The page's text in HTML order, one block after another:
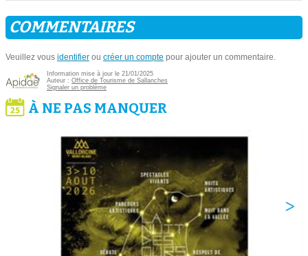
COMMENTAIRES
Veuillez vous identifier ou créer un compte pour ajouter un commentaire.
Information mise à jour le 21/01/2025
Auteur : Office de Tourisme de Sallanches
Signaler un problème
À NE PAS MANQUER